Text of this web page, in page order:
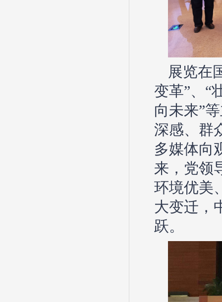
展览在
变革”、“
向未来”
深感、群
多媒体向
来，党领
环境优美
大变迁，
跃。